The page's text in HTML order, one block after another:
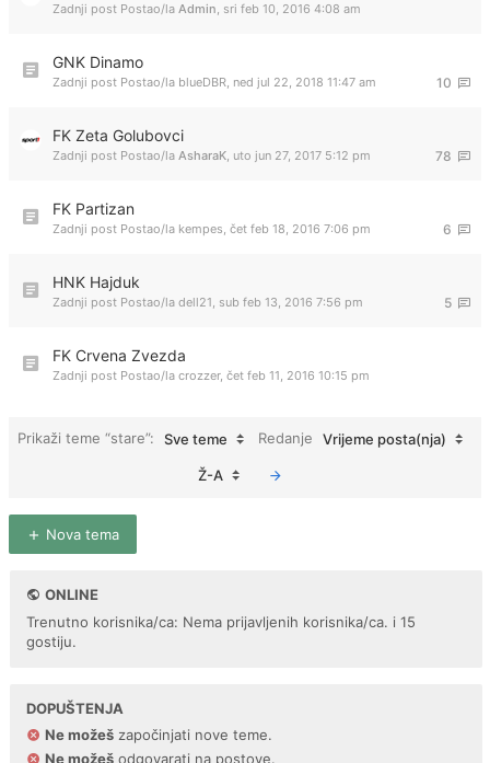
Zadnji post Postao/la Admin, sri feb 10, 2016 4:08 am
GNK Dinamo
10
Zadnji post Postao/la blueDBR, ned jul 22, 2018 11:47 am
FK Zeta Golubovci
78
Zadnji post Postao/la AsharaK, uto jun 27, 2017 5:12 pm
FK Partizan
6
Zadnji post Postao/la kempes, čet feb 18, 2016 7:06 pm
HNK Hajduk
5
Zadnji post Postao/la dell21, sub feb 13, 2016 7:56 pm
FK Crvena Zvezda
Zadnji post Postao/la crozzer, čet feb 11, 2016 10:15 pm
Prikaži teme “stare”: Sve teme Redanje Vrijeme posta(nja)
Ž-A
Nova tema
ONLINE
Trenutno korisnika/ca: Nema prijavljenih korisnika/ca. i 15
gostiju.
DOPUŠTENJA
Ne možeš započinjati nove teme.
Ne možeš odgovarati na postove.